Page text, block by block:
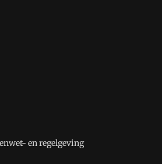
en regelgeving